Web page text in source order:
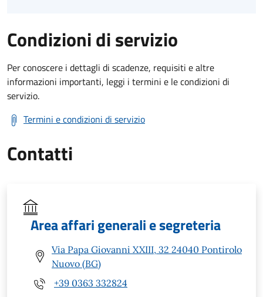
Condizioni di servizio
Per conoscere i dettagli di scadenze, requisiti e altre
informazioni importanti, leggi i termini e le condizioni di
servizio.
Termini e condizioni di servizio
Contatti
Area affari generali e segreteria
Via Papa Giovanni XXIII, 32 24040 Pontirolo
Nuovo (BG)
+39 0363 332824